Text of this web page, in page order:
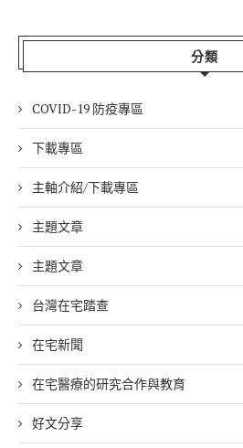
分類
COVID-19 防疫專區
下載專區
主軸介紹/下載專區
主題文章
主題文章
台灣在宅踏查
在宅新聞
在宅醫療的研究合作與教育
好文分享